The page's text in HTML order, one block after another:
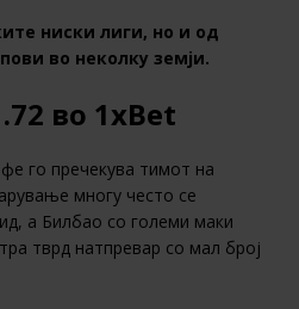
ниски лиги, но и од
во неколку земји.
во 1xBet
го пречекува тимот на
многу често се
а Билбао со големи маки
тврд натпревар со мал број